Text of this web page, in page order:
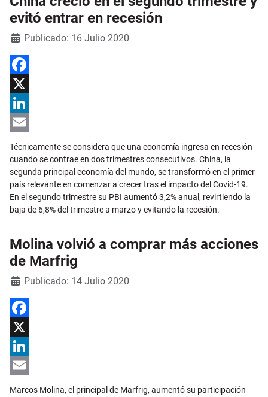
evitó entrar en recesión
DetallesPublicado: 16 Julio 2020
Facebook
X
LinkedIn
Email
Técnicamente se considera que una economía ingresa en recesión
cuando se contrae en dos trimestres consecutivos. China, la
segunda principal economía del mundo, se transformó en el primer
país relevante en comenzar a crecer tras el impacto del Covid-19.
En el segundo trimestre su PBI aumentó 3,2% anual, revirtiendo la
baja de 6,8% del trimestre a marzo y evitando la recesión.
Molina volvió a comprar más acciones
de Marfrig
DetallesPublicado: 14 Julio 2020
Facebook
X
LinkedIn
Marcos Molina, el principal de Marfrig, aumentó su participación